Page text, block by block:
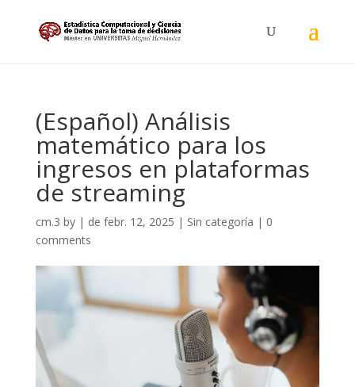
(Español) Análisis
matemático para los
ingresos en plataformas
de streaming
cm.3 by | de febr. 12, 2025 | Sin categoría | 0
comments